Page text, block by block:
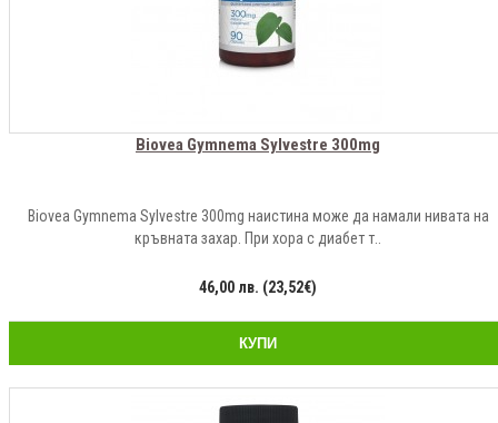
Biovea Gymnema Sylvestre 300mg
Biovea Gymnema Sylvestre 300mg наистина може да намали нивата на
кръвната захар. При хора с диабет т..
46,00 лв. (23,52€)
КУПИ